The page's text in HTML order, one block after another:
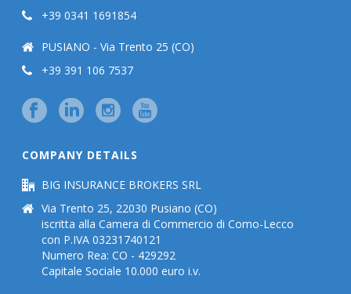
+39 0341 1691854
PUSIANO - Via Trento 25 (CO)
+39 391 106 7537
COMPANY DETAILS
BIG INSURANCE BROKERS SRL
Via Trento 25, 22030 Pusiano (CO)
iscritta alla Camera di Commercio di Como-Lecco
con P.IVA 03231740121
Numero Rea: CO - 429292
Capitale Sociale 10.000 euro i.v.